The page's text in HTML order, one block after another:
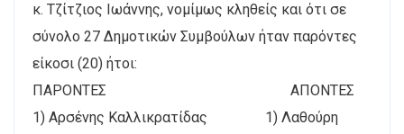
κ. Τζίτζιος Ιωάννης, νομίμως κληθείς και ότι σε
σύνολο 27 Δημοτικών Συμβούλων ήταν παρόντες
είκοσι (20) ήτοι:
ΠΑΡΟΝΤΕΣ ΑΠΟΝΤΕΣ
1) Αρσένης Καλλικρατίδας 1) Λαθούρη